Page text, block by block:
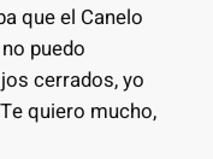
que el Canelo
puedo
cerrados, yo
quiero mucho,